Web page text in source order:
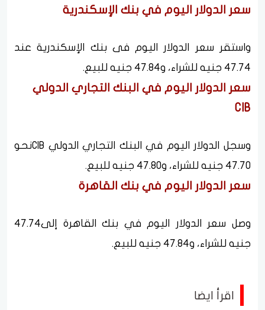
سعر الدولار اليوم في بنك الإسكندرية
واستقر سعر الدولار اليوم فى بنك الإسكندرية عند
47.74 جنيه للشراء، و47.84 جنيه للبيع.
سعر الدولار اليوم في البنك التجاري الدولي
CIB
وسجل الدولار اليوم في البنك التجاري الدولي CIBنحو
47.70 جنيه للشراء، و47.80 جنيه للبيع.
سعر الدولار اليوم في بنك القاهرة
وصل سعر الدولار اليوم في بنك القاهرة إلى47.74
جنيه للشراء، و47.84 جنيه للبيع.
اقرأ ايضا